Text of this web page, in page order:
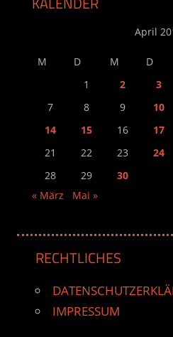
April
M D M D
1
2 3
7
8 9 10
14
15 16 17
21
22 23 24
28
29
30
« März
Mai »
RECHTLICHES
IMPRESSUM